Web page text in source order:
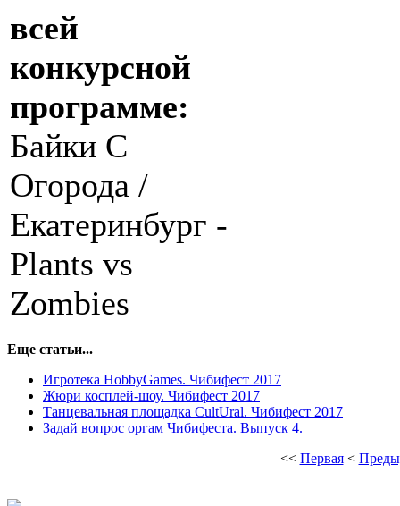
всей
конкурсной
программе:
Байки С
Огорода /
Екатеринбург -
Plants vs
Zombies
Еще статьи...
Игротека HobbyGames. Чибифест 2017
Жюри косплей-шоу. Чибифест 2017
Танцевальная площадка CultUral. Чибифест 2017
Задай вопрос оргам Чибифеста. Выпуск 4.
<< Первая<